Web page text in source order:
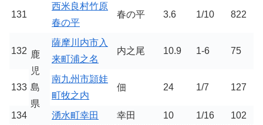
131
西米良村竹原
春の平
春の平 3.6 1/10 822
132 鹿
児
島
県
薩摩川内市入
来町浦之名
内之尾 10.9 1-6 75
133
南九州市頴娃
町牧之内
佃 24 1/7 127
134 湧水町幸田 幸田 10 1/16 102